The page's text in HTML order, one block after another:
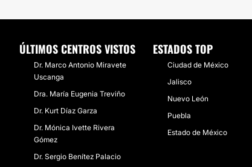
ÚLTIMOS CENTROS VISTOS
Dr. Marco Antonio Miravete
Uscanga
Dra. María Eugenia Treviño
Dr. Kurt Díaz Garza
Dr. Mónica Ivette Rivera
Gómez
Dr. Sergio Benítez Palacio
ESTADOS TOP
Ciudad de México
Jalisco
Nuevo León
Puebla
Estado de México